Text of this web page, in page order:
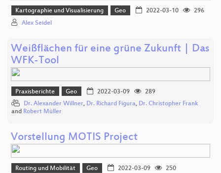
Kartographie und Visualisierung Geo 2022-03-10
296
Alex Seidel
Weißflächen für eine grüne Zukunft | Das
WFK-Tool
Praxisberichte Geo 2022-03-09
289
Dr. Alexander Willner, Dr. Richard Figura, Dr. Christopher Frank
and Robert Müller
Vorstellung MOTIS Project
Routing und Mobilität Geo 2022-03-09
250